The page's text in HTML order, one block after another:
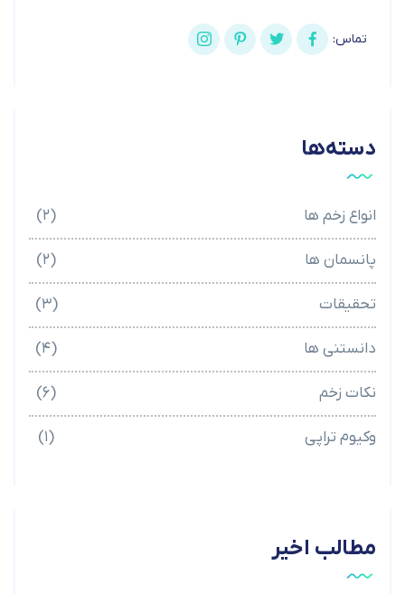
تماس:
دسته‌ها
انواع زخم ها
پانسمان ها
تحقیقات
دانستنی ها
نکات زخم
وکیوم تراپی
مطالب اخیر